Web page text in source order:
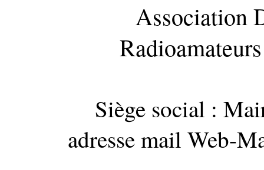
Association
Siège social :
adresse mail Web-